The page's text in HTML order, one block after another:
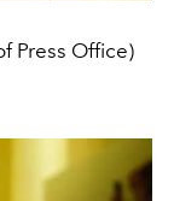
Press Office)